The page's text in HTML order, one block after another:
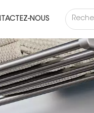
NOUS